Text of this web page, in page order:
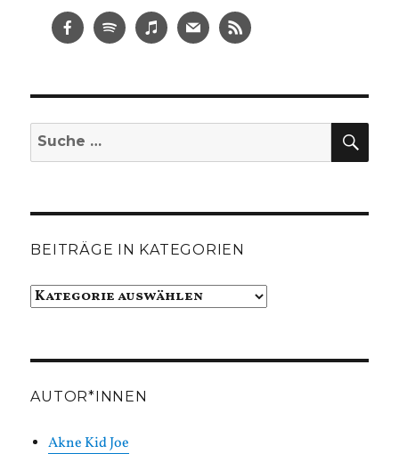
Suche
nach:
BEITRÄGE IN KATEGORIEN
Beiträge
AUTOR*INNEN
Akne Kid Joe